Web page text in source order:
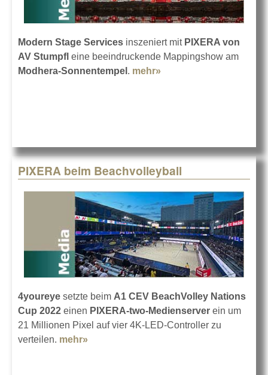
Modern Stage Services inszeniert mit PIXERA von
AV Stumpfl eine beeindruckende Mappingshow am
Modhera-Sonnentempel . mehr»
PIXERA beim Beachvolleyball
4youreye setzte beim A1 CEV BeachVolley Nations
Cup 2022 einen PIXERA-two-Medienserver ein um
21 Millionen Pixel auf vier 4K-LED-Controller zu
verteilen. mehr»